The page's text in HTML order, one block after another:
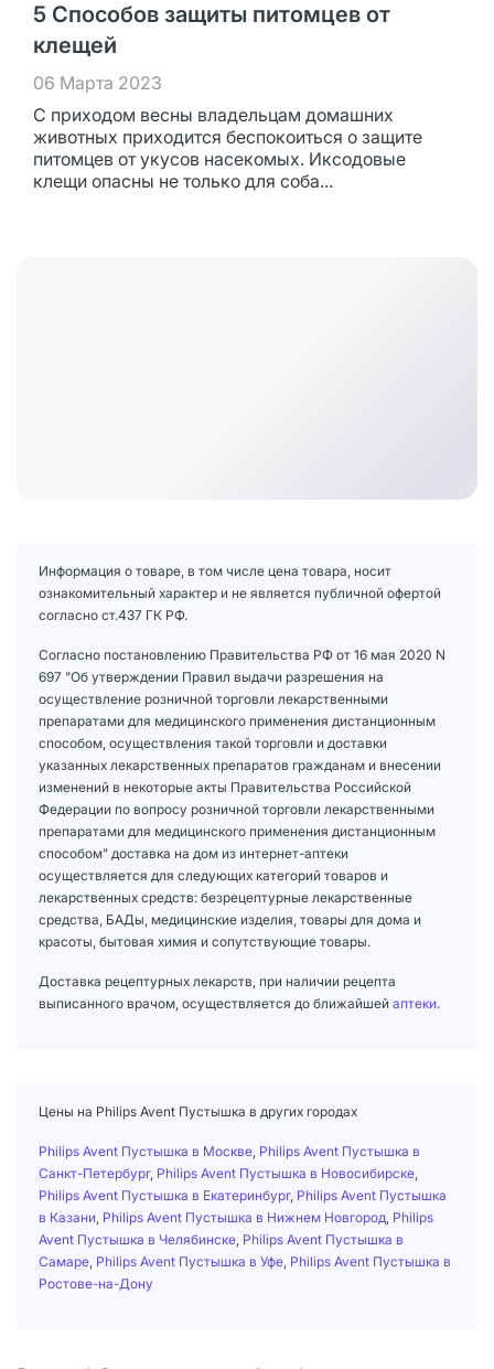
5 Способов защиты питомцев от
клещей
06 Марта 2023
С приходом весны владельцам домашних
животных приходится беспокоиться о защите
питомцев от укусов насекомых. Иксодовые
клещи опасны не только для соба...
Информация о товаре, в том числе цена товара, носит
ознакомительный характер и не является публичной офертой
согласно ст.437 ГК РФ.
Согласно постановлению Правительства РФ от 16 мая 2020 N
697 "Об утверждении Правил выдачи разрешения на
осуществление розничной торговли лекарственными
препаратами для медицинского применения дистанционным
способом, осуществления такой торговли и доставки
указанных лекарственных препаратов гражданам и внесении
изменений в некоторые акты Правительства Российской
Федерации по вопросу розничной торговли лекарственными
препаратами для медицинского применения дистанционным
способом" доставка на дом из интернет-аптеки
осуществляется для следующих категорий товаров и
лекарственных средств: безрецептурные лекарственные
средства, БАДы, медицинские изделия, товары для дома и
красоты, бытовая химия и сопутствующие товары.
Доставка рецептурных лекарств, при наличии рецепта
выписанного врачом, осуществляется до ближайшей аптеки.
Цены на Philips Avent Пустышка в других городах
Philips Avent Пустышка в Москве Philips Avent Пустышка в
Санкт-Петербург, Philips Avent Пустышка в Новосибирске
Philips Avent Пустышка в Екатеринбург, Philips Avent Пустышка
в Казани Philips Avent Пустышка в Нижнем Новгород Philips
Avent Пустышка в Челябинске Philips Avent Пустышка в
Самаре Philips Avent Пустышка в Уфе Philips Avent Пустышка в
Ростове-на-Дону